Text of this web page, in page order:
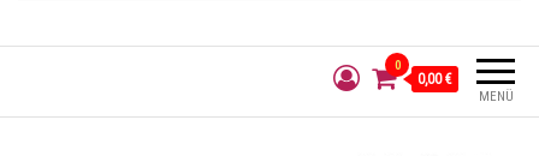
MENÜ
0
0,00 €